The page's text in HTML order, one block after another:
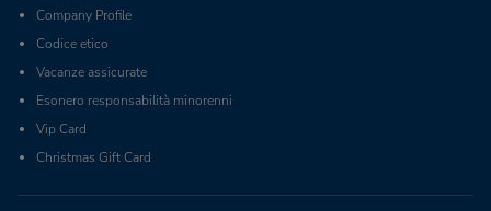
Company Profile
Codice etico
Vacanze assicurate
Esonero responsabilità minorenni
Vip Card
Christmas Gift Card